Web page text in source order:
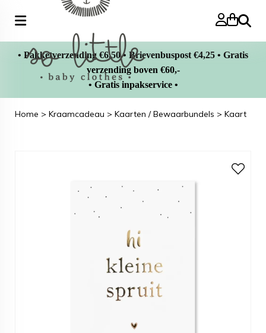
Zoeken
• Pakketverzending €6,50 • Brievenbuspost €4,25 • Gratis
verzending boven €60,-
• Gratis inpakservice •
Home > Kraamcadeau > Kaarten / Bewaarbundels > Kaart